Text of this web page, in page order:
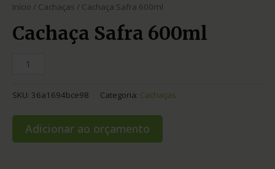
Início / Cachaças / Cachaça Safra 600ml
Cachaça Safra 600ml
SKU: 36a1694bce98 Categoria: Cachaças
Adicionar ao orçamento